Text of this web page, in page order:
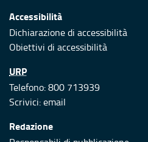
Accessibilità
Dichiarazione di accessibilità
Obiettivi di accessibilità
URP
Telefono: 800 713939
Scrivici:email
Redazione